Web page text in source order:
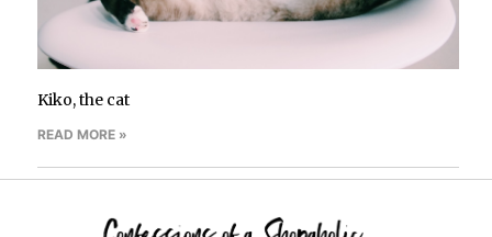
Kiko, the cat
READ MORE »